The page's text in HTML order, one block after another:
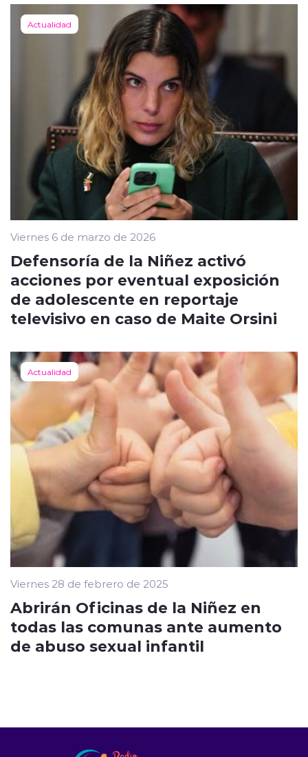
Actualidad
Viernes 6 de marzo de 2026
Defensoría de la Niñez activó
acciones por eventual exposición
de adolescente en reportaje
televisivo en caso de Maite Orsini
Actualidad
Viernes 28 de febrero de 2025
Abrirán Oficinas de la Niñez en
todas las comunas ante aumento
de abuso sexual infantil